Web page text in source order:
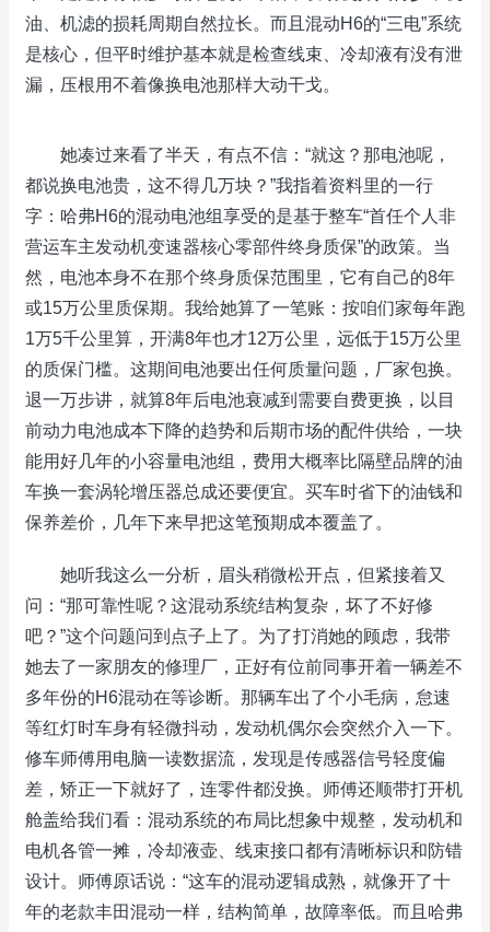
油、机滤的损耗周期自然拉长。而且混动H6的“三电”系统
是核心，但平时维护基本就是检查线束、冷却液有没有泄
漏，压根用不着像换电池那样大动干戈。
她凑过来看了半天，有点不信：“就这？那电池呢，
都说换电池贵，这不得几万块？”我指着资料里的一行
字：哈弗H6的混动电池组享受的是基于整车“首任个人非
营运车主发动机变速器核心零部件终身质保”的政策。当
然，电池本身不在那个终身质保范围里，它有自己的8年
或15万公里质保期。我给她算了一笔账：按咱们家每年跑
1万5千公里算，开满8年也才12万公里，远低于15万公里
的质保门槛。这期间电池要出任何质量问题，厂家包换。
退一万步讲，就算8年后电池衰减到需要自费更换，以目
前动力电池成本下降的趋势和后期市场的配件供给，一块
能用好几年的小容量电池组，费用大概率比隔壁品牌的油
车换一套涡轮增压器总成还要便宜。买车时省下的油钱和
保养差价，几年下来早把这笔预期成本覆盖了。
她听我这么一分析，眉头稍微松开点，但紧接着又
问：“那可靠性呢？这混动系统结构复杂，坏了不好修
吧？”这个问题问到点子上了。为了打消她的顾虑，我带
她去了一家朋友的修理厂，正好有位前同事开着一辆差不
多年份的H6混动在等诊断。那辆车出了个小毛病，怠速
等红灯时车身有轻微抖动，发动机偶尔会突然介入一下。
修车师傅用电脑一读数据流，发现是传感器信号轻度偏
差，矫正一下就好了，连零件都没换。师傅还顺带打开机
舱盖给我们看：混动系统的布局比想象中规整，发动机和
电机各管一摊，冷却液壶、线束接口都有清晰标识和防错
设计。师傅原话说：“这车的混动逻辑成熟，就像开了十
年的老款丰田混动一样，结构简单，故障率低。而且哈弗